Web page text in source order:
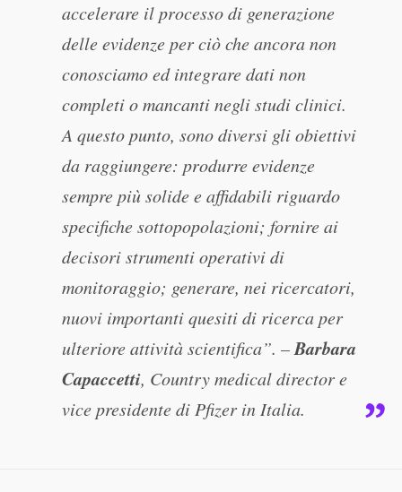
accelerare il processo di generazione
delle evidenze per ciò che ancora non
conosciamo ed integrare dati non
completi o mancanti negli studi clinici.
A questo punto, sono diversi gli obiettivi
da raggiungere: produrre evidenze
sempre più solide e affidabili riguardo
specifiche sottopopolazioni; fornire ai
decisori strumenti operativi di
monitoraggio; generare, nei ricercatori,
nuovi importanti quesiti di ricerca per
ulteriore attività scientifica”. –Barbara
Capaccetti, Country medical director e
vice presidente di Pfizer in Italia.